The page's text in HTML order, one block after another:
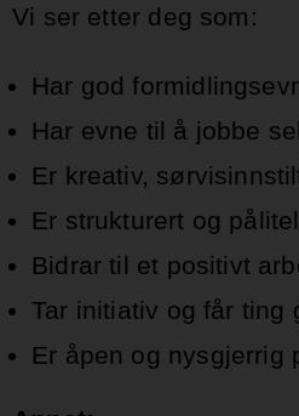
Vi ser etter deg som:
Har god
Har evne til å jobbe
Er kreativ,
Er strukturert og
Bidrar til et positivt
Tar initiativ og får ting
Er åpen og nysgjerrig